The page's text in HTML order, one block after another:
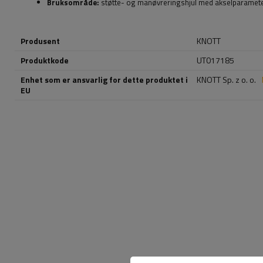
Bruksområde: støtte- og manøvreringshjul med
Produsent
KNOTT
Produktkode
UT017185
Enhet som er ansvarlig for dette produktet i
EU
KNOTT Sp. z o. o.